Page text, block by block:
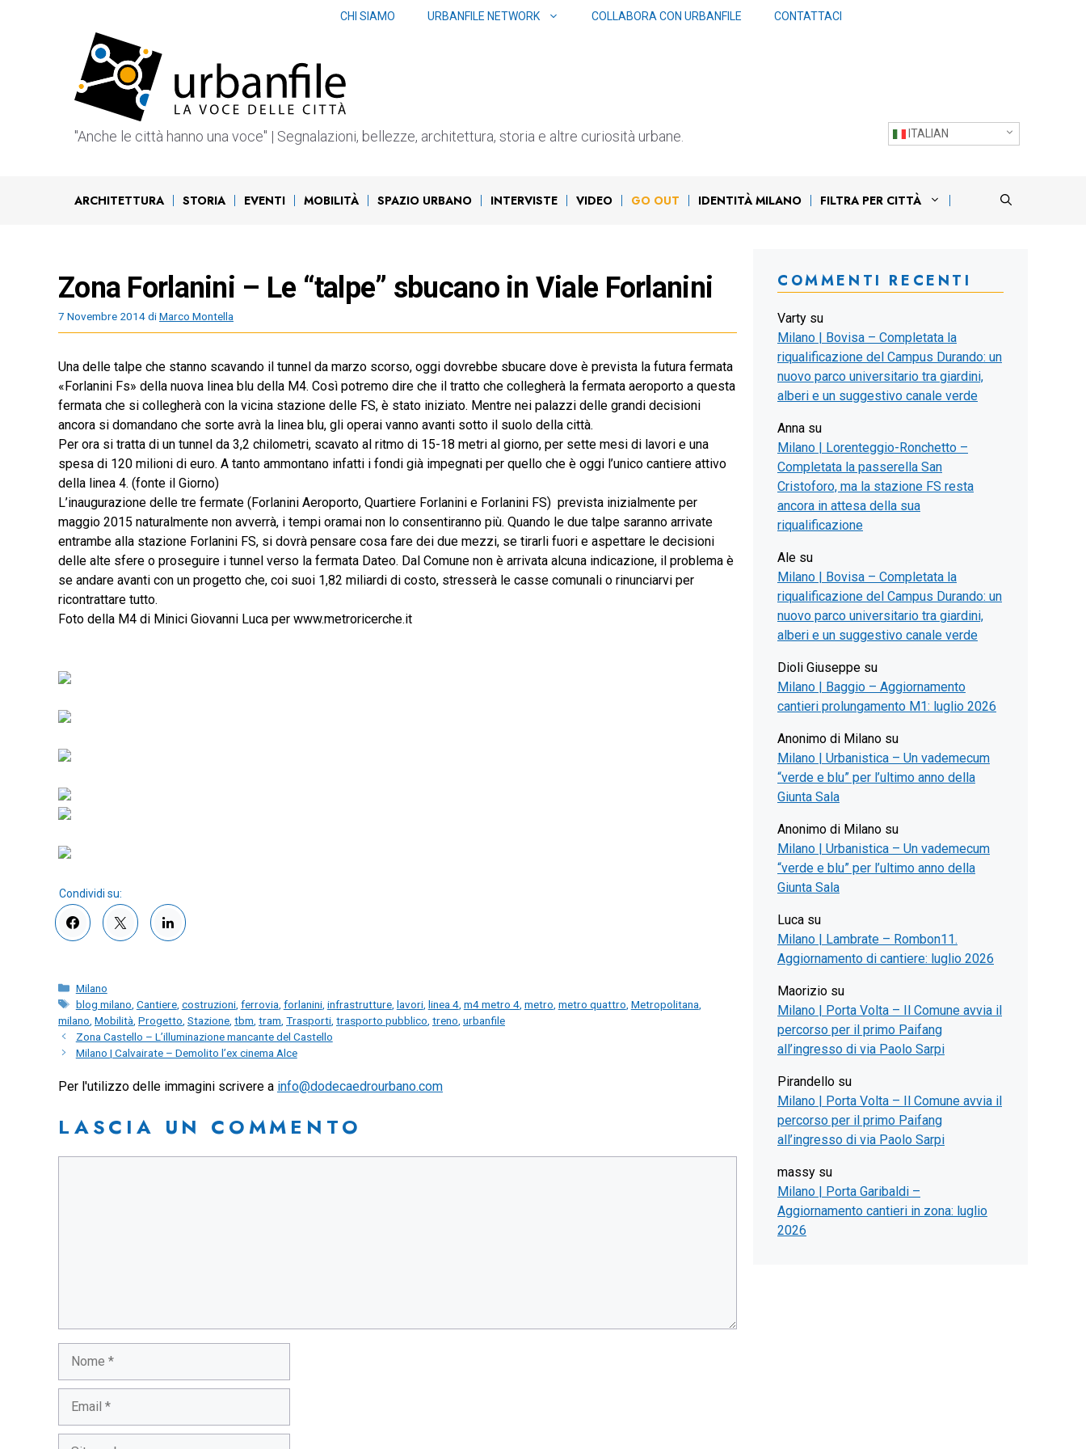
CHI SIAMO URBANFILE NETWORK COLLABORA CON URBANFILE CONTATTACI
ITALIAN
"Anche le città hanno una voce" | Segnalazioni, bellezze, architettura, storia e altre curiosità urbane.
ARCHITETTURA STORIA EVENTI MOBILITÀ SPAZIO URBANO INTERVISTE VIDEO GO OUT IDENTITÀ MILANO FILTRA PER CITTÀ
Zona Forlanini – Le “talpe” sbucano in Viale Forlanini
7 Novembre 2014diMarco Montella
Una delle talpe che stanno scavando il tunnel da marzo scorso, oggi dovrebbe sbucare dove è prevista la futura fermata
«Forlanini Fs» della nuova linea blu della M4. Così potremo dire che il tratto che collegherà la fermata aeroporto a questa
fermata che si collegherà con la vicina stazione delle FS, è stato iniziato. Mentre nei palazzi delle grandi decisioni
ancora si domandano che sorte avrà la linea blu, gli operai vanno avanti sotto il suolo della città.
Per ora si tratta di un tunnel da 3,2 chilometri, scavato al ritmo di 15-18 metri al giorno, per sette mesi di lavori e una
spesa di 120 milioni di euro. A tanto ammontano infatti i fondi già impegnati per quello che è oggi l’unico cantiere attivo
della linea 4. (fonte il Giorno)
L’inaugurazione delle tre fermate (Forlanini Aeroporto, Quartiere Forlanini e Forlanini FS) prevista inizialmente per
maggio 2015 naturalmente non avverrà, i tempi oramai non lo consentiranno più. Quando le due talpe saranno arrivate
entrambe alla stazione Forlanini FS, si dovrà pensare cosa fare dei due mezzi, se tirarli fuori e aspettare le decisioni
delle alte sfere o proseguire i tunnel verso la fermata Dateo. Dal Comune non è arrivata alcuna indicazione, il problema è
se andare avanti con un progetto che, coi suoi 1,82 miliardi di costo, stresserà le casse comunali o rinunciarvi per
ricontrattare tutto.
Foto della M4 di Minici Giovanni Luca per www.metroricerche.it
Categorie
Milano
Tag
blog milano Cantiere, costruzioni, ferrovia forlanini, infrastrutture, lavori, linea 4, m4 metro 4, metro metro quattro Metropolitana
milano Mobilità Progetto Stazione tbm tram Trasporti trasporto pubblico treno urbanfile
Zona Castello – L’illuminazione mancante del Castello
Milano | Calvairate – Demolito l’ex cinema Alce
Per l'utilizzo delle immagini scrivere a info@dodecaedrourbano.com
LASCIA UN COMMENTO
COMMENTI RECENTI
Varty su
Milano | Bovisa – Completata la
riqualificazione del Campus Durando: un
nuovo parco universitario tra giardini,
alberi e un suggestivo canale verde
Anna su
Milano | Lorenteggio-Ronchetto –
Completata la passerella San
Cristoforo, ma la stazione FS resta
ancora in attesa della sua
riqualificazione
Ale su
Milano | Bovisa – Completata la
riqualificazione del Campus Durando: un
nuovo parco universitario tra giardini,
alberi e un suggestivo canale verde
Dioli Giuseppe su
Milano | Baggio – Aggiornamento
cantieri prolungamento M1: luglio 2026
Anonimo di Milano su
Milano | Urbanistica – Un vademecum
“verde e blu” per l’ultimo anno della
Giunta Sala
Anonimo di Milano su
Milano | Urbanistica – Un vademecum
“verde e blu” per l’ultimo anno della
Giunta Sala
Luca su
Milano | Lambrate – Rombon11.
Aggiornamento di cantiere: luglio 2026
Maorizio su
Milano | Porta Volta – Il Comune avvia il
percorso per il primo Paifang
all’ingresso di via Paolo Sarpi
Pirandello su
Milano | Porta Volta – Il Comune avvia il
percorso per il primo Paifang
all’ingresso di via Paolo Sarpi
massy su
Milano | Porta Garibaldi –
Aggiornamento cantieri in zona: luglio
2026